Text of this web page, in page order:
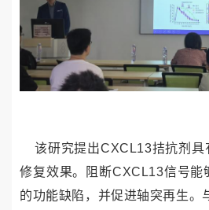
该研究提出CXCL13拮抗剂具
修复效果。阻断CXCL13信号能
的功能缺陷，并促进轴突再生。